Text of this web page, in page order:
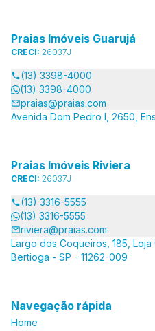
Praias Imóveis Guarujá
CRECI: 26037J
(13) 3398-4000
(13) 3398-4000
praias@praias.com
Avenida Dom Pedro I, 2650,
Praias Imóveis Riviera
CRECI: 26037J
(13) 3316-5555
(13) 3316-5555
riviera@praias.com
Largo dos Coqueiros, 185, Loja
Bertioga - SP - 11262-009
Navegação rápida
Home